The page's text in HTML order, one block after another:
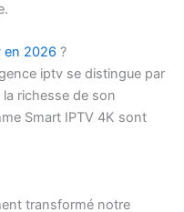
en 2026 ?
iptv se distingue par
richesse de son
Smart IPTV 4K sont
transformé notre